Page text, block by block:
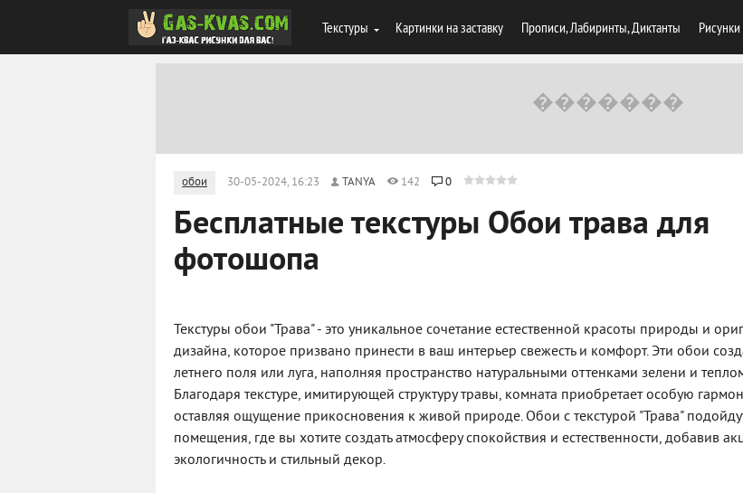
Текстуры Картинки на заставку Прописи, Лабиринты, Диктанты Рисунки
обои 30-05-2024, 16:23 TANYA 142 0
Бесплатные текстуры Обои трава для
фотошопа
Текстуры обои "Трава" - это уникальное сочетание естественной красоты природы и
дизайна, которое призвано принести в ваш интерьер свежесть и комфорт. Эти обои
летнего поля или луга, наполняя пространство натуральными оттенками зелени и
Благодаря текстуре, имитирующей структуру травы, комната приобретает особую
оставляя ощущение прикосновения к живой природе. Обои с текстурой "Трава"
помещения, где вы хотите создать атмосферу спокойствия и естественности, добавив
экологичность и стильный декор.